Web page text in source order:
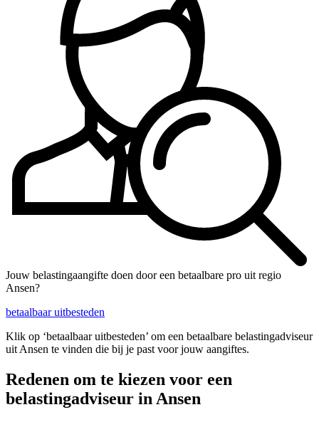
Jouw belastingaangifte doen door een betaalbare pro uit regio
Ansen?
betaalbaar uitbesteden
Klik op ‘betaalbaar uitbesteden’ om een betaalbare belastingadviseur
uit Ansen te vinden die bij je past voor jouw aangiftes.
Redenen om te kiezen voor een
belastingadviseur in Ansen